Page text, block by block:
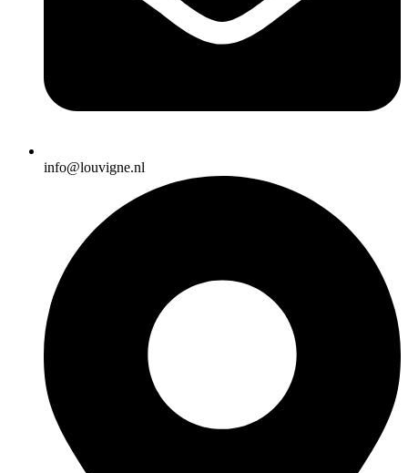
info@louvigne.nl